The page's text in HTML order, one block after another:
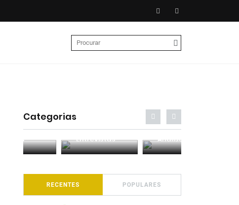
Categorias
Entrevistas Análises
RECENTES POPULARES